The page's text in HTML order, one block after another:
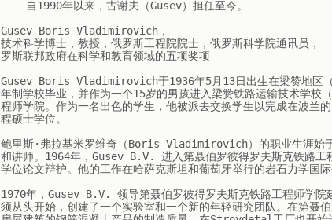
Gusev Boris Vladimirovich，
技术科学博士，教授，俄罗斯工程院院士，俄罗斯科学院通讯员
罗斯联邦政府在科学和教育领域的五项奖项
Gusev Boris Vladimirovich于1936年5月13日出生在梁赞地区
年制学校毕业，并作为一个15岁的男孩进入梁赞铁路运输技术学校
程师学院。作为一名出色的学生，他被派去交换学生以完成在波兰
程硕士学位。
鲍里斯·弗拉基米罗维奇（Boris Vladimirovich）的职业生涯始
和讲师。1964年，Gusev B.V. 进入第聂伯罗彼得罗夫斯克铁路工
学位论文辩护。他的工作在哈萨克斯坦和葡萄牙举行的岩石力学国际
1970年，Gusev B.V. 领导第聂伯罗彼得罗夫斯克铁路工程师
须从头开始，创建了一个实验室和一个新的年轻研究团队。在第聂